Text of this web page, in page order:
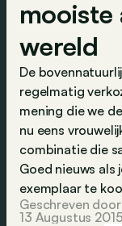
mooiste
wereld
De
regelmatig
mening die we
nu eens
combinatie die
Goed nieuws
exemplaar te
Geschreven
13 Augustus 2015